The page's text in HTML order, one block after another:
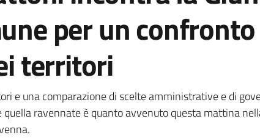
per un confronto
territori
e una comparazione di scelte amministrative e di
ravennate è quanto avvenuto questa mattina